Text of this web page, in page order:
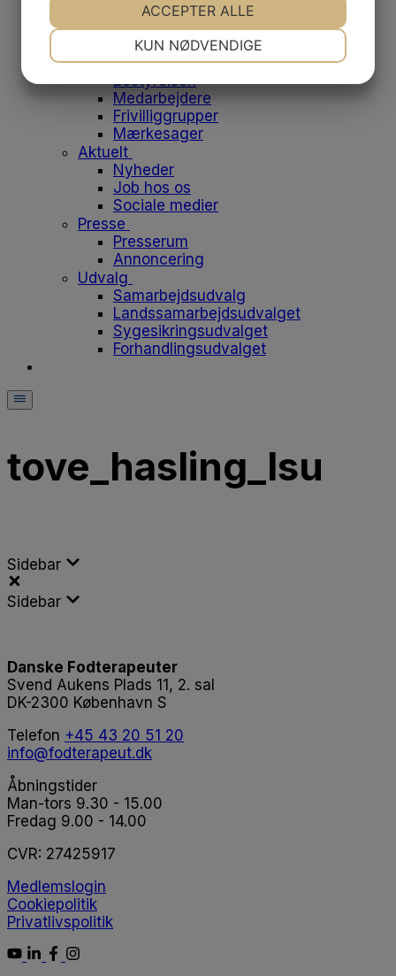
Danske Fodterapeuter
Om foreningen
Vores historie
Bestyrelsen
Medarbejdere
Frivilliggrupper
Mærkesager
Aktuelt
Nyheder
Job hos os
Sociale medier
Presse
Presserum
Annoncering
Udvalg
Samarbejdsudvalg
Landssamarbejdsudvalget
Sygesikringsudvalget
Forhandlingsudvalget
tove_hasling_lsu
Sidebar
Sidebar
Danske Fodterapeuter
Svend Aukens Plads 11, 2. sal
DK-2300 København S
Telefon +45 43 20 51 20
info@fodterapeut.dk
Åbningstider
Man-tors 9.30 - 15.00
Fredag 9.00 - 14.00
CVR: 27425917
Medlemslogin
Cookiepolitik
Privatlivspolitik
NEJ JA
MARKETING
KUN NØDVENDIGE
ACCEPTER ALLE